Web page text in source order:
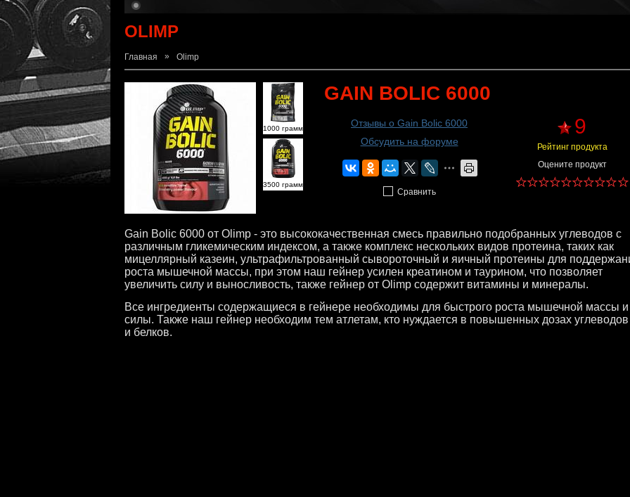
OLIMP
Главная » Olimp
1000 грамм
3500 грамм
GAIN BOLIC 6000
Отзывы о Gain Bolic 6000
Обсудить на форуме
Сравнить
9
Рейтинг продукта
Оцените продукт
Gain Bolic 6000 от Olimp - это высококачественная смесь правильно подобранных углеводов с
различным гликемическим индексом, а также комплекс нескольких видов протеина, таких как
мицеллярный казеин, ультрафильтрованный сывороточный и яичный протеины для
роста мышечной массы, при этом наш гейнер усилен креатином и таурином, что позволяет
увеличить силу и выносливость, также гейнер от Olimp содержит витамины и минералы.
Все ингредиенты содержащиеся в гейнере необходимы для быстрого роста мышечной массы и
силы. Также наш гейнер необходим тем атлетам, кто нуждается в повышенных дозах углеводов
и белков.